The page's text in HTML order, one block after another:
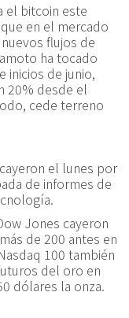
el bitcoin este
en el mercado
flujos de
ha tocado
inicios de junio,
20% desde el
cede terreno
el lunes por
de informes de
Jones cayeron
de 200 antes en
100 también
del oro en
dólares la onza.